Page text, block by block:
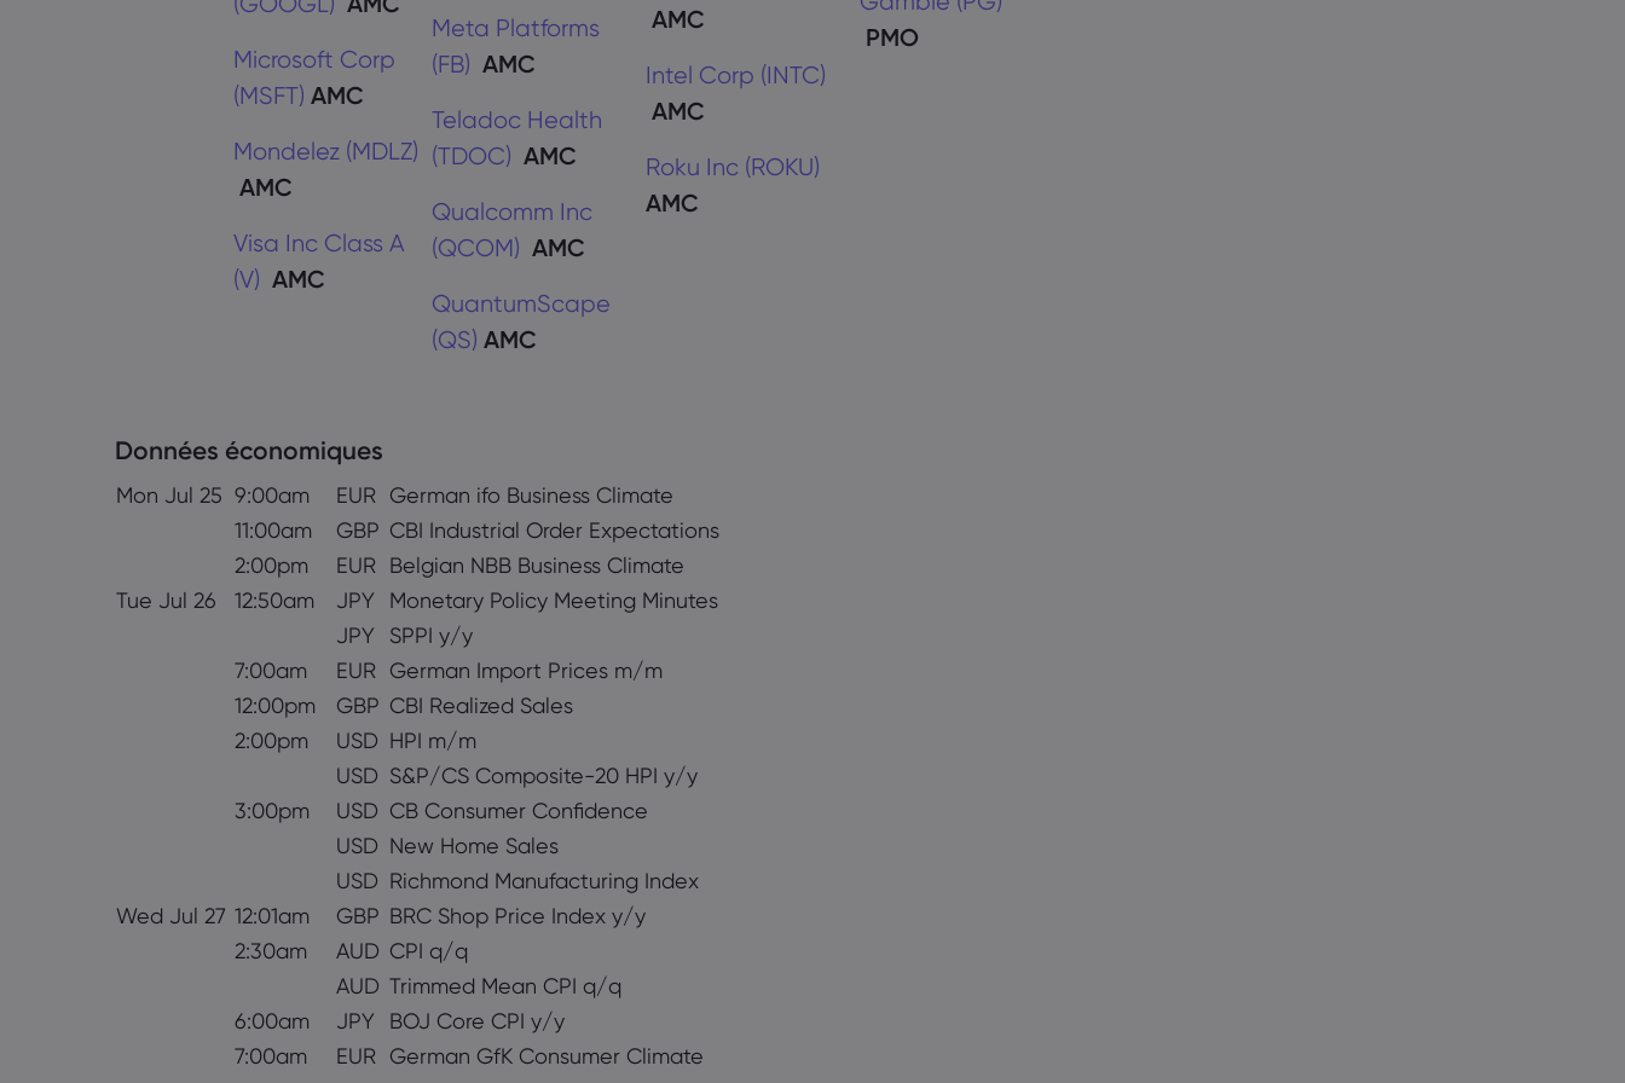
Microsoft Corp
(MSFT) AMC
Mondelez (MDLZ)
AMC
Visa Inc Class A
(V) AMC
Meta Platforms
(FB) AMC
Teladoc Health
(TDOC) AMC
Qualcomm Inc
(QCOM) AMC
QuantumScape
(QS) AMC
AMC
Intel Corp (INTC)
AMC
Roku Inc (ROKU)
AMC
PMO
Données économiques
Mon Jul 25 9:00am EUR German ifo Business Climate
11:00am
GBP CBI Industrial Order Expectations
2:00pm
EUR
Belgian NBB Business Climate
Tue Jul 26
12:50am JPY
Monetary Policy Meeting Minutes
JPY
SPPI y/y
7:00am
EUR German Import Prices m/m
12:00pm
GBP CBI Realized Sales
2:00pm
USD HPI m/m
USD S&P/CS Composite-20 HPI y/y
3:00pm
USD CB Consumer Confidence
USD New Home Sales
USD Richmond Manufacturing Index
Wed Jul 27 12:01am GBP BRC Shop Price Index y/y
2:30am
AUD CPI q/q
AUD Trimmed Mean CPI q/q
6:00am
JPY
BOJ Core CPI y/y
7:00am
EUR German GfK Consumer Climate